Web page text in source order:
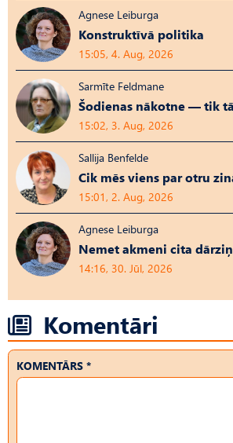
Agnese Leiburga
Konstruktīvā politika
15:05, 4. Aug, 2026
Sarmīte Feldmane
Šodienas nākotne — tik
15:02, 3. Aug, 2026
Sallija Benfelde
Cik mēs viens par otru
15:01, 2. Aug, 2026
Agnese Leiburga
Nemet akmeni cita
14:16, 30. Jūl, 2026
Komentāri
KOMENTĀRS *